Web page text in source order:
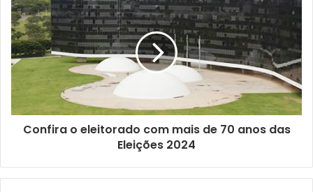
e
m
a
i
l
Confira o eleitorado com mais de 70 anos das
Eleições 2024